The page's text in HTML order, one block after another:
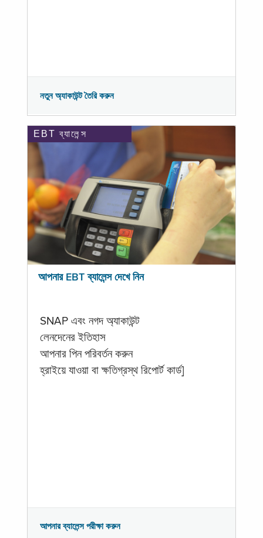
নতুন অ্যাকাউন্ট তৈরি করুন
EBT ব্যালেন্স
আপনার EBT ব্যালেন্স দেখে নিন
SNAP এবং নগদ অ্যাকাউন্ট
লেনদেনের ইতিহাস
আপনার পিন পরিবর্তন করুন
হ্রাইয়ে যাওয়া বা ক্ষতিগ্রস্থ রিপোর্ট কার্ড]
আপনার ব্যালেন্স পরীক্ষা করুন